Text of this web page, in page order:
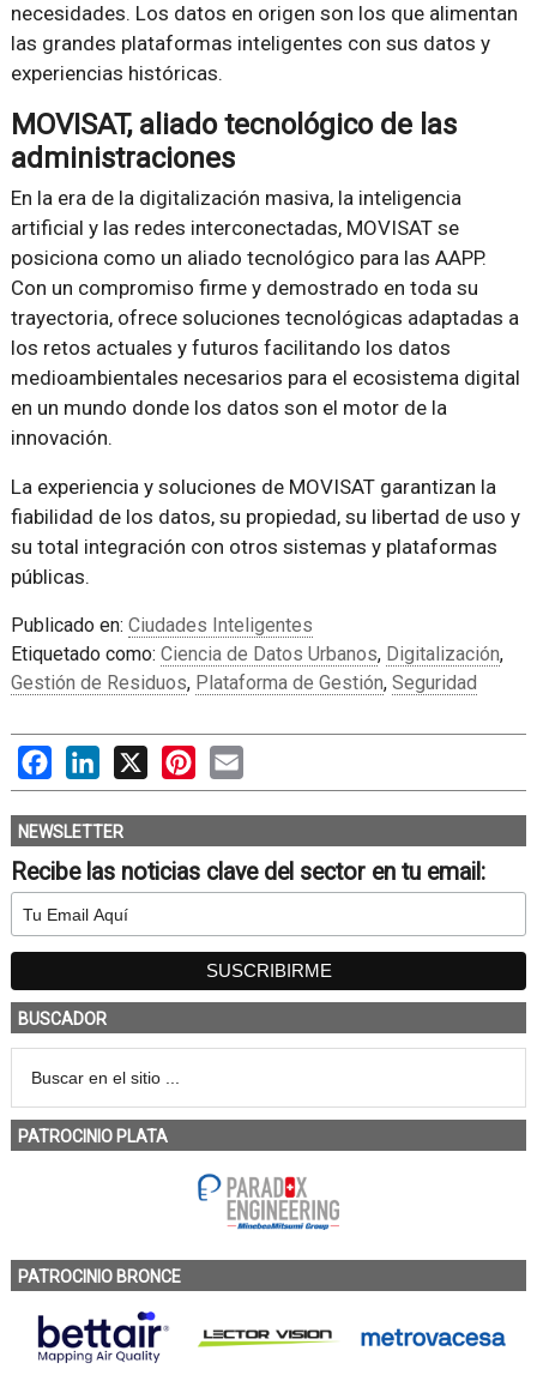
necesidades. Los datos en origen son los que alimentan
las grandes plataformas inteligentes con sus datos y
experiencias históricas.
MOVISAT, aliado tecnológico de las
administraciones
En la era de la digitalización masiva, la inteligencia
artificial y las redes interconectadas, MOVISAT se
posiciona como un aliado tecnológico para las AAPP.
Con un compromiso firme y demostrado en toda su
trayectoria, ofrece soluciones tecnológicas adaptadas a
los retos actuales y futuros facilitando los datos
medioambientales necesarios para el ecosistema digital
en un mundo donde los datos son el motor de la
innovación.
La experiencia y soluciones de MOVISAT garantizan la
fiabilidad de los datos, su propiedad, su libertad de uso y
su total integración con otros sistemas y plataformas
públicas.
Publicado en: Ciudades Inteligentes
Etiquetado como: Ciencia de Datos Urbanos, Digitalización,
Gestión de Residuos, Plataforma de Gestión, Seguridad
FacebookLinkedIn Pinterest
NEWSLETTER
Recibe las noticias clave del sector en tu email:
BUSCADOR
PATROCINIO PLATA
PATROCINIO BRONCE